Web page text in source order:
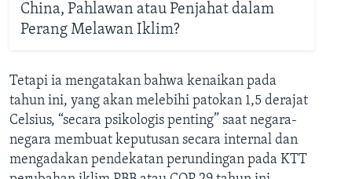
China, Pahlawan atau Penjahat dalam
Perang Melawan Iklim?
Tetapi ia mengatakan bahwa kenaikan pada
tahun ini, yang akan melebihi patokan 1,5 derajat
Celsius, “secara psikologis penting” saat negara-
negara membuat keputusan secara internal dan
mengadakan pendekatan perundingan pada KTT